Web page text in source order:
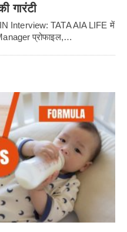
गारंटी
Interview: TATA AIA LIFE में
प्रोफाइल,…